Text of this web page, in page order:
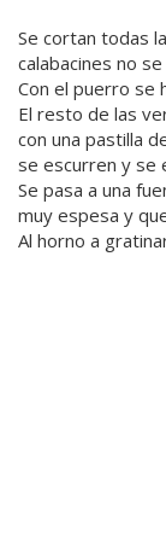
Se cortan todas
calabacines no
Con el puerro se
El resto de las
con una pastilla
se escurren y se
Se pasa a una
muy espesa y
Al horno a